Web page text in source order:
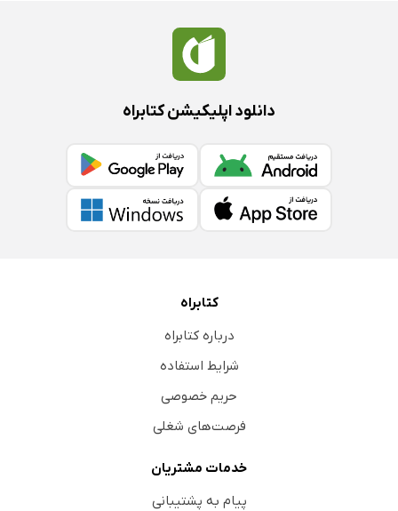
دانلود اپلیکیشن کتابراه
کتابراه
درباره کتابراه
شرایط استفاده
حریم خصوصی
فرصت‌های شغلی
خدمات مشتریان
پیام به پشتیبانی